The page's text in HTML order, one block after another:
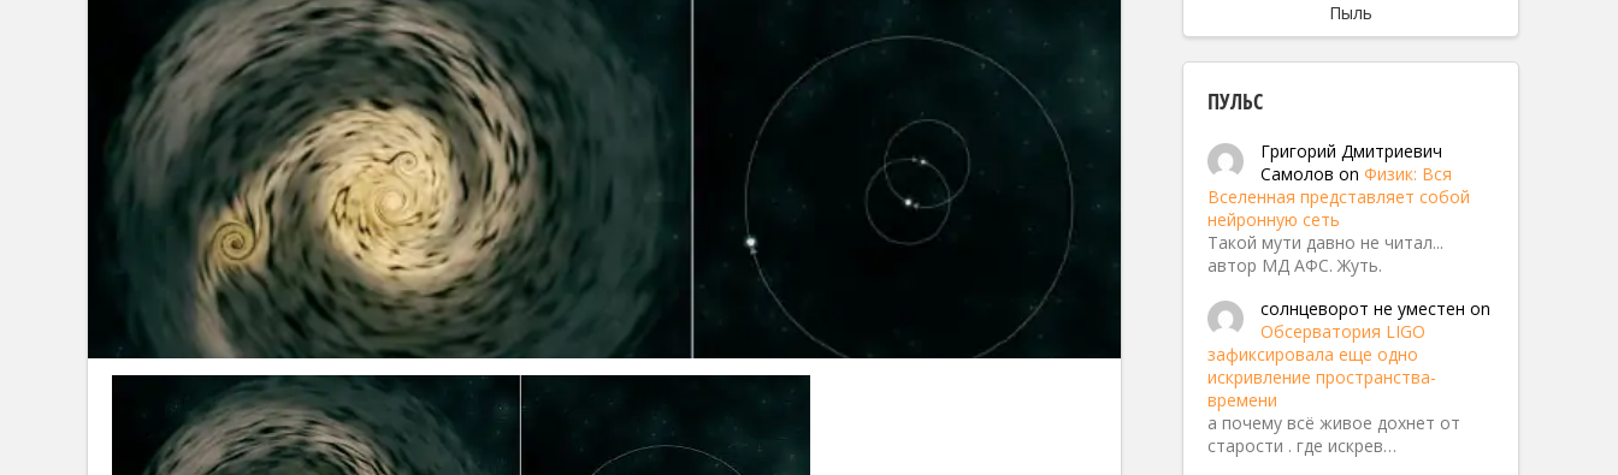
Пыль
ПУЛЬС
Григорий Дмитриевич
Самолов on Физик: Вся
Вселенная представляет собой
нейронную сеть
Такой мути давно не читал...
автор МД АФС. Жуть.
солнцеворот не уместен on
Обсерватория LIGO
зафиксировала еще одно
искривление пространства-
времени
а почему всё живое дохнет от
старости . где искрев…